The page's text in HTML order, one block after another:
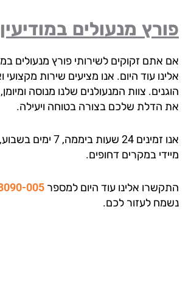
מנעולים במודיעין
אתם זקוקים לשירותי פורץ מנעולים
עוד היום. אנו מציעים שירות מקצועי
צוות המנעולנים שלנו מנוסה ומיומן,
הדלת שלכם בצורה בטוחה ויעילה.
אנו זמינים 24 שעות ביממה, 7
במקרים דחופים.
אלינו עוד היום למספר8090-005
לעזור לכם.